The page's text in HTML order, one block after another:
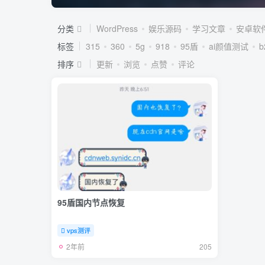
分类 WordPress 娱乐源码 学习文章
安卓软
标签
315 360 5g 918 95盾 ai颜值测试
排序
更新 浏览 点赞 评论
95盾国内节点恢复
vps测评
2年前 205